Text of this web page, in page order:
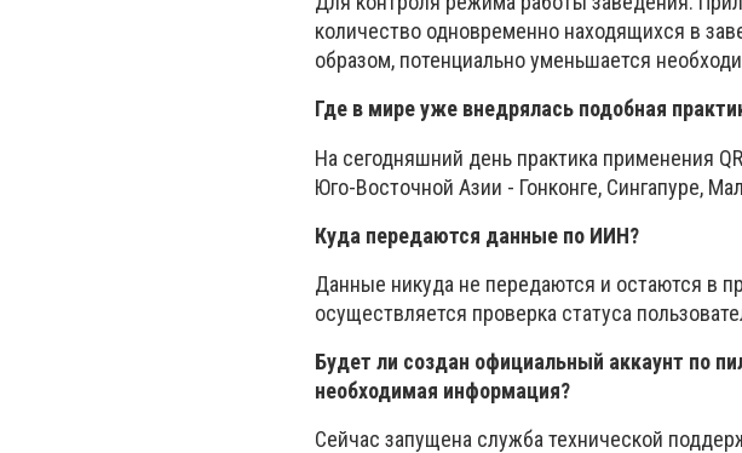
количество одновременно находящихся в
образом, потенциально уменьшается
Где в мире уже внедрялась подобная
На сегодняшний день практика применения
Юго-Восточной Азии - Гонконге, Сингапуре,
Куда передаются данные по ИИН?
Данные никуда не передаются и остаются в
осуществляется проверка статуса
Будет ли создан официальный аккаунт по
необходимая информация?
Сейчас запущена служба технической